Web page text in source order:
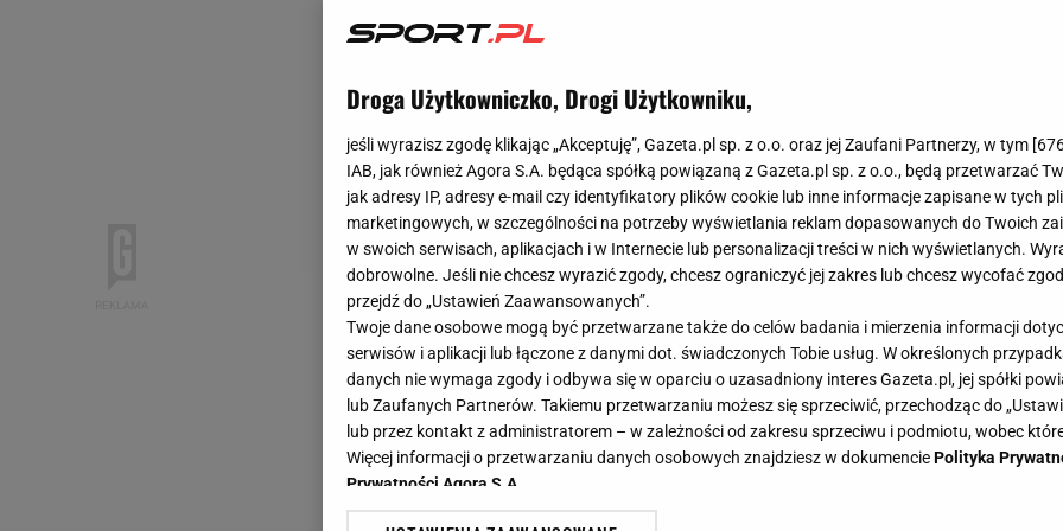
Droga Użytkowniczko, Drogi Użytkowniku,
jeśli wyrazisz zgodę klikając „Akceptuję”, Gazeta.pl sp. z o.o. oraz jej Zaufani Partnerzy, w tym [
IAB, jak również Agora S.A. będąca spółką powiązaną z Gazeta.pl sp. z o.o., będą przetwarzać
jak adresy IP, adresy e-mail czy identyfikatory plików cookie lub inne informacje zapisane w tych
marketingowych, w szczególności na potrzeby wyświetlania reklam dopasowanych do Twoich
w swoich serwisach, aplikacjach i w Internecie lub personalizacji treści w nich wyświetlanych.
dobrowolne. Jeśli nie chcesz wyrazić zgody, chcesz ograniczyć jej zakres lub chcesz wycofać
przejdź do „Ustawień Zaawansowanych”.
Twoje dane osobowe mogą być przetwarzane także do celów badania i mierzenia informacji
serwisów i aplikacji lub łączone z danymi dot. świadczonych Tobie usług. W określonych
danych nie wymaga zgody i odbywa się w oparciu o uzasadniony interes Gazeta.pl, jej spółki
lub Zaufanych Partnerów. Takiemu przetwarzaniu możesz się sprzeciwić, przechodząc do
lub przez kontakt z administratorem – w zależności od zakresu sprzeciwu i podmiotu, wobec
Więcej informacji o przetwarzaniu danych osobowych znajdziesz w dokumenciePolityka
Prywatności Agora S.A.